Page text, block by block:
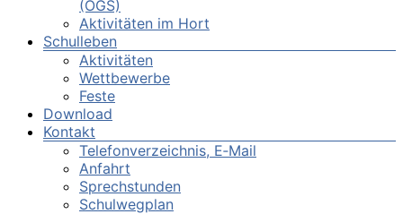
(OGS)
Aktivitäten im Hort
Schulleben
Aktivitäten
Wettbewerbe
Feste
Download
Kontakt
Telefonverzeichnis, E‑Mail
Anfahrt
Sprechstunden
Schulwegplan